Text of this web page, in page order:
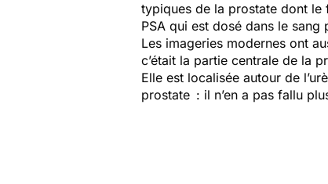
typiques de la prostate dont le
PSA qui est dosé dans le sang
Les imageries modernes ont
c’était la partie centrale de la
Elle est localisée autour de
prostate : il n’en a pas fallu